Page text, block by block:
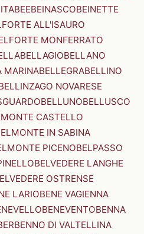
BEEBEINASCOBEINETTE
ALL'ISAURO
MONFERRATO
BELLAGIOBELLANO
MARINABELLEGRABELLINO
NOVARESE
BELLUNOBELLUSCO
CASTELLO
IN SABINA
PICENOBELPASSO
BELVEDERE LANGHE
OSTRENSE
LARIOBENE VAGIENNA
BENEVENTOBENNA
DI VALTELLINA